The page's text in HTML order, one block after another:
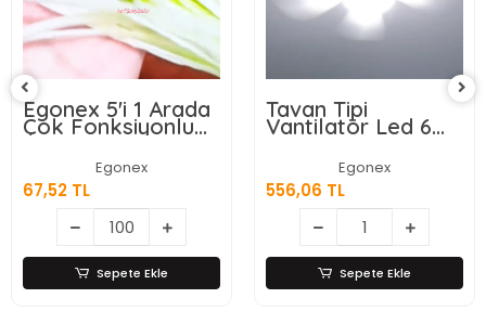
Arada
Şişe
Tavan Tipi
Vantilatör Led 6
Kanatlı
300 Akıllı
- Gizli
-
Ekran